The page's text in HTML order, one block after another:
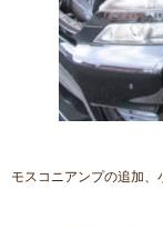
モスコニアンプの追加